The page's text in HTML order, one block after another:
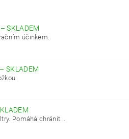
–SKLADEM
účinkem.
–SKLADEM
Pomáhá chránit...